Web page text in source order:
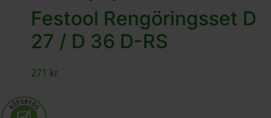
Festool Rengöringsset D
27 / D 36 D-RS
271 kr